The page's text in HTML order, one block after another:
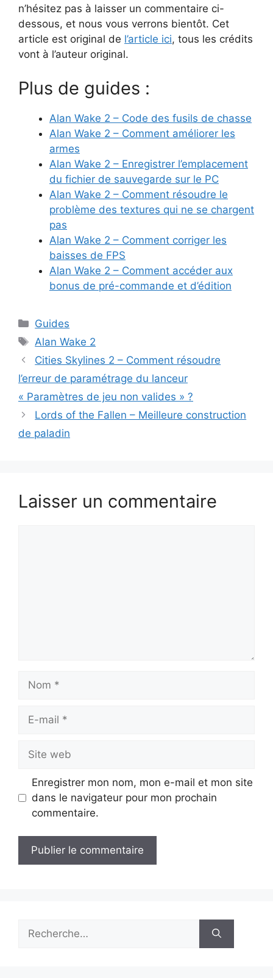
n’hésitez pas à laisser un commentaire ci-
dessous, et nous vous verrons bientôt. Cet
article est original de l’article ici, tous les crédits
vont à l’auteur original.
Plus de guides :
Alan Wake 2 – Code des fusils de chasse
Alan Wake 2 – Comment améliorer les
armes
Alan Wake 2 – Enregistrer l’emplacement
du fichier de sauvegarde sur le PC
Alan Wake 2 – Comment résoudre le
problème des textures qui ne se chargent
pas
Alan Wake 2 – Comment corriger les
baisses de FPS
Alan Wake 2 – Comment accéder aux
bonus de pré-commande et d’édition
Catégories
Guides
Étiquettes
Alan Wake 2
Cities Skylines 2 – Comment résoudre
l’erreur de paramétrage du lanceur
« Paramètres de jeu non valides » ?
Lords of the Fallen – Meilleure construction
de paladin
Laisser un commentaire
mail
web
Enregistrer mon nom, mon e-mail et mon site
dans le navigateur pour mon prochain
commentaire.
Rechercher :